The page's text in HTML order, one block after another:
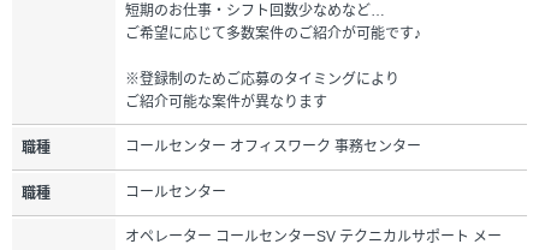
短期のお仕事・シフト回数少なめなど…
ご希望に応じて多数案件のご紹介が可能です♪
※登録制のためご応募のタイミングにより
ご紹介可能な案件が異なります
職種 コールセンター オフィスワーク 事務センター
職種 コールセンター
オペレーター コールセンターSV テクニカルサポート メー